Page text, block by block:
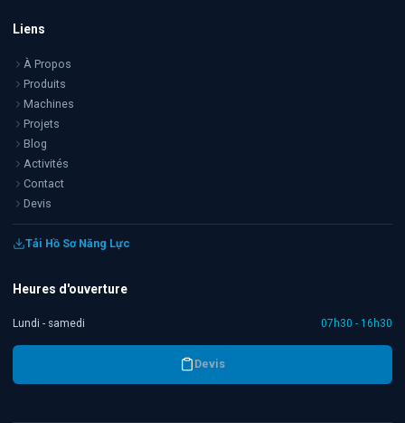
Liens
À Propos
Produits
Machines
Projets
Blog
Activités
Contact
Devis
Tải Hồ Sơ Năng Lực
Heures d'ouverture
Lundi - samedi 07h30 - 16h30
Devis